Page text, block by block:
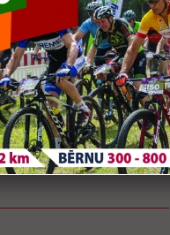
11-ezerkaulini-salaspils-pilsetas-